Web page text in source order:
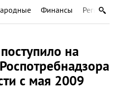
Финансы Регионы
на
с мая 2009